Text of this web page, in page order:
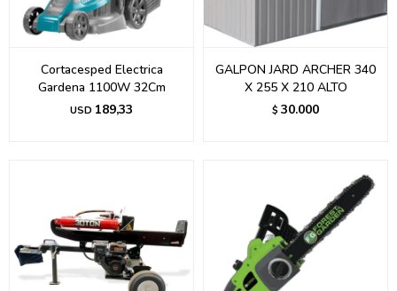
Cortacesped Electrica
Gardena 1100W 32Cm
USD 189,33
GALPON JARD ARCHER 340
X 255 X 210 ALTO
$ 30.000